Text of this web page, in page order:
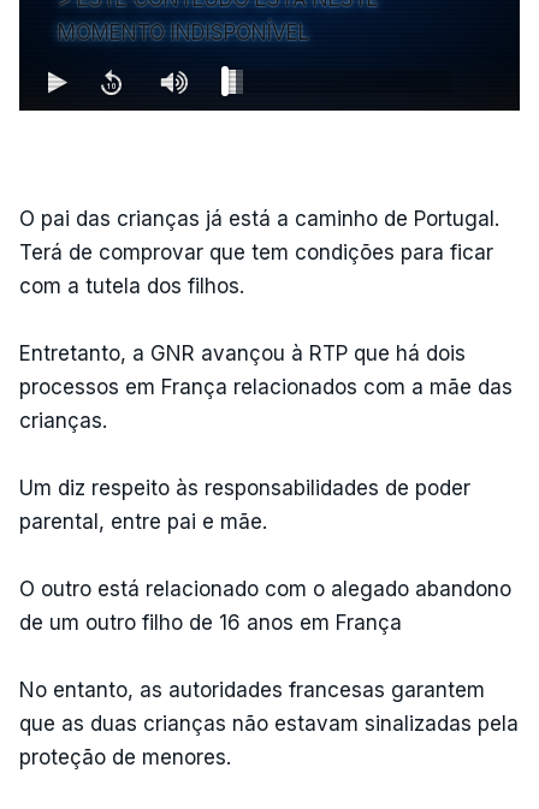
MOMENTO INDISPONÍVEL
O pai das crianças já está a caminho de Portugal.
Terá de comprovar que tem condições para ficar
com a tutela dos filhos.
Entretanto, a GNR avançou à RTP que há dois
processos em França relacionados com a mãe das
crianças.
Um diz respeito às responsabilidades de poder
parental, entre pai e mãe.
O outro está relacionado com o alegado abandono
de um outro filho de 16 anos em França
No entanto, as autoridades francesas garantem
que as duas crianças não estavam sinalizadas pela
proteção de menores.